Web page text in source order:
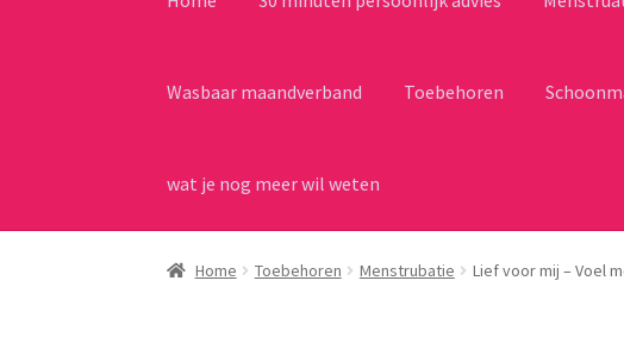
Wasbaar maandverband Toebehoren
wat je nog meer wil weten
Home Toebehoren Menstrubatie Lief voor mij – Voel